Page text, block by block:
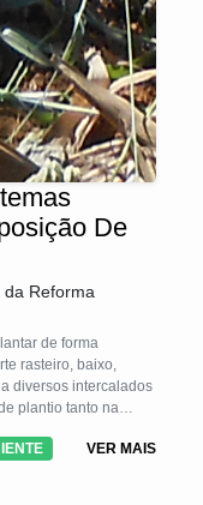
De
Reforma
de forma
rasteiro, baixo,
diversos intercalados
plantio tanto na
hortaliças,VER MAIS